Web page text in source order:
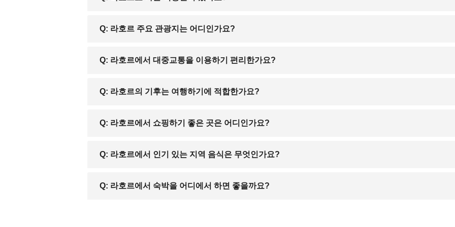
있습니다.
A: 현재 한국에서 라호르로 가는 직항편은 없으며, 주로 두바이, 도하, 이스탄불 등을 경유하여 도착할 수 있습니다.
Q: 라호르 주요 관광지는 어디인가요?
A: 라호르 요새, 바드샤히 모스크, 샬리마르 정원 등 유네스코 세계문화유산으로 지정된 명소들이 있으며, 전통
기가 많습니다.
Q: 라호르에서 대중교통을 이용하기 편리한가요?
A: 라호르에는 메트로버스와 시내버스가 운영되며, 단거리 이동 시 릭샤나 택시, 라이드헤일링 서비스를 이용하
이 심할 수 있어 이동 시간을 고려하는 것이 좋습니다.
Q: 라호르의 기후는 여행하기에 적합한가요?
A: 여름철은 매우 덥고 건조하여 관광하기 어려울 수 있지만, 가을과 봄철은 기온이 온화하고 쾌적해 여행하기에
이라 관광이 가능합니다.
Q: 라호르에서 쇼핑하기 좋은 곳은 어디인가요?
A: 라호르에는 전통 시장인 안아르칼리 바자르와 현대적인 쇼핑몰인 엠포리엄 몰, 패키지 몰 등이 있어 다양한 쇼
Q: 라호르에서 인기 있는 지역 음식은 무엇인가요?
A: 라호르는 파키스탄 전통 요리가 발달한 도시로, 비르야니, 니하리, 케밥 등이 대표적인 음식입니다. 특히, '푸드
맛볼 수 있습니다.
Q: 라호르에서 숙박을 어디에서 하면 좋을까요?